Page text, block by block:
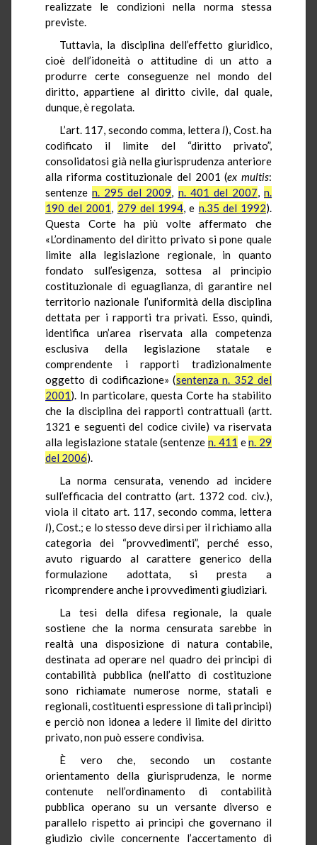
realizzate le condizioni nella norma stessa
previste.
Tuttavia, la disciplina dell’effetto giuridico,
cioè dell’idoneità o attitudine di un atto a
produrre certe conseguenze nel mondo del
diritto, appartiene al diritto civile, dal quale,
dunque, è regolata.
L’art. 117, secondo comma, letteral), Cost. ha
codificato il limite del “diritto privato”,
consolidatosi già nella giurisprudenza anteriore
alla riforma costituzionale del 2001 (ex multis:
sentenzen. 295 del 2009, n. 401 del 2007,n.
190 del 2001, 279 del 1994, e n.35 del 1992).
Questa Corte ha più volte affermato che
«L’ordinamento del diritto privato si pone quale
limite alla legislazione regionale, in quanto
fondato sull’esigenza, sottesa al principio
costituzionale di eguaglianza, di garantire nel
territorio nazionale l’uniformità della disciplina
dettata per i rapporti tra privati. Esso, quindi,
identifica un’area riservata alla competenza
esclusiva della legislazione statale e
comprendente i rapporti tradizionalmente
oggetto di codificazione» (sentenza n. 352 del
2001). In particolare, questa Corte ha stabilito
che la disciplina dei rapporti contrattuali (artt.
1321 e seguenti del codice civile) va riservata
alla legislazione statale (sentenze n. 411 en. 29
del 2006).
La norma censurata, venendo ad incidere
sull’efficacia del contratto (art. 1372 cod. civ.),
viola il citato art. 117, secondo comma, lettera
l), Cost.; e lo stesso deve dirsi per il richiamo alla
categoria dei “provvedimenti”, perché esso,
avuto riguardo al carattere generico della
formulazione adottata, si presta a
ricomprendere anche i provvedimenti giudiziari.
La tesi della difesa regionale, la quale
sostiene che la norma censurata sarebbe in
realtà una disposizione di natura contabile,
destinata ad operare nel quadro dei principi di
contabilità pubblica (nell’atto di costituzione
sono richiamate numerose norme, statali e
regionali, costituenti espressione di tali principi)
e perciò non idonea a ledere il limite del diritto
privato, non può essere condivisa.
È vero che, secondo un costante
orientamento della giurisprudenza, le norme
contenute nell’ordinamento di contabilità
pubblica operano su un versante diverso e
parallelo rispetto ai principi che governano il
giudizio civile concernente l’accertamento di